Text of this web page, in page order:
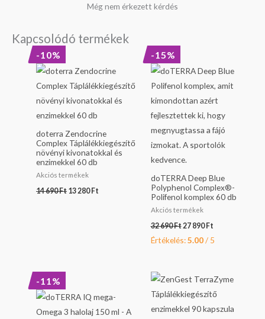
Még nem érkezett kérdés
Kapcsolódó termékek
-10%
doterra Zendocrine
Complex Táplálékkiegészítő
növényi kivonatokkal és
enzimekkel 60 db
Akciós termékek
14 690Ft
was:
690 Ft.
13 280 Ft
is:
280 Ft.
-15%
doTERRA Deep Blue
Polyphenol Complex®-
Polifenol komplex 60 db
Akciós termékek
32 690Ft
was:
690 Ft.
27 890 Ft
is:
27
890 Ft.
Értékelés:5.00/ 5
-11%
was:
990 Ft.
is:
19
490 Ft.